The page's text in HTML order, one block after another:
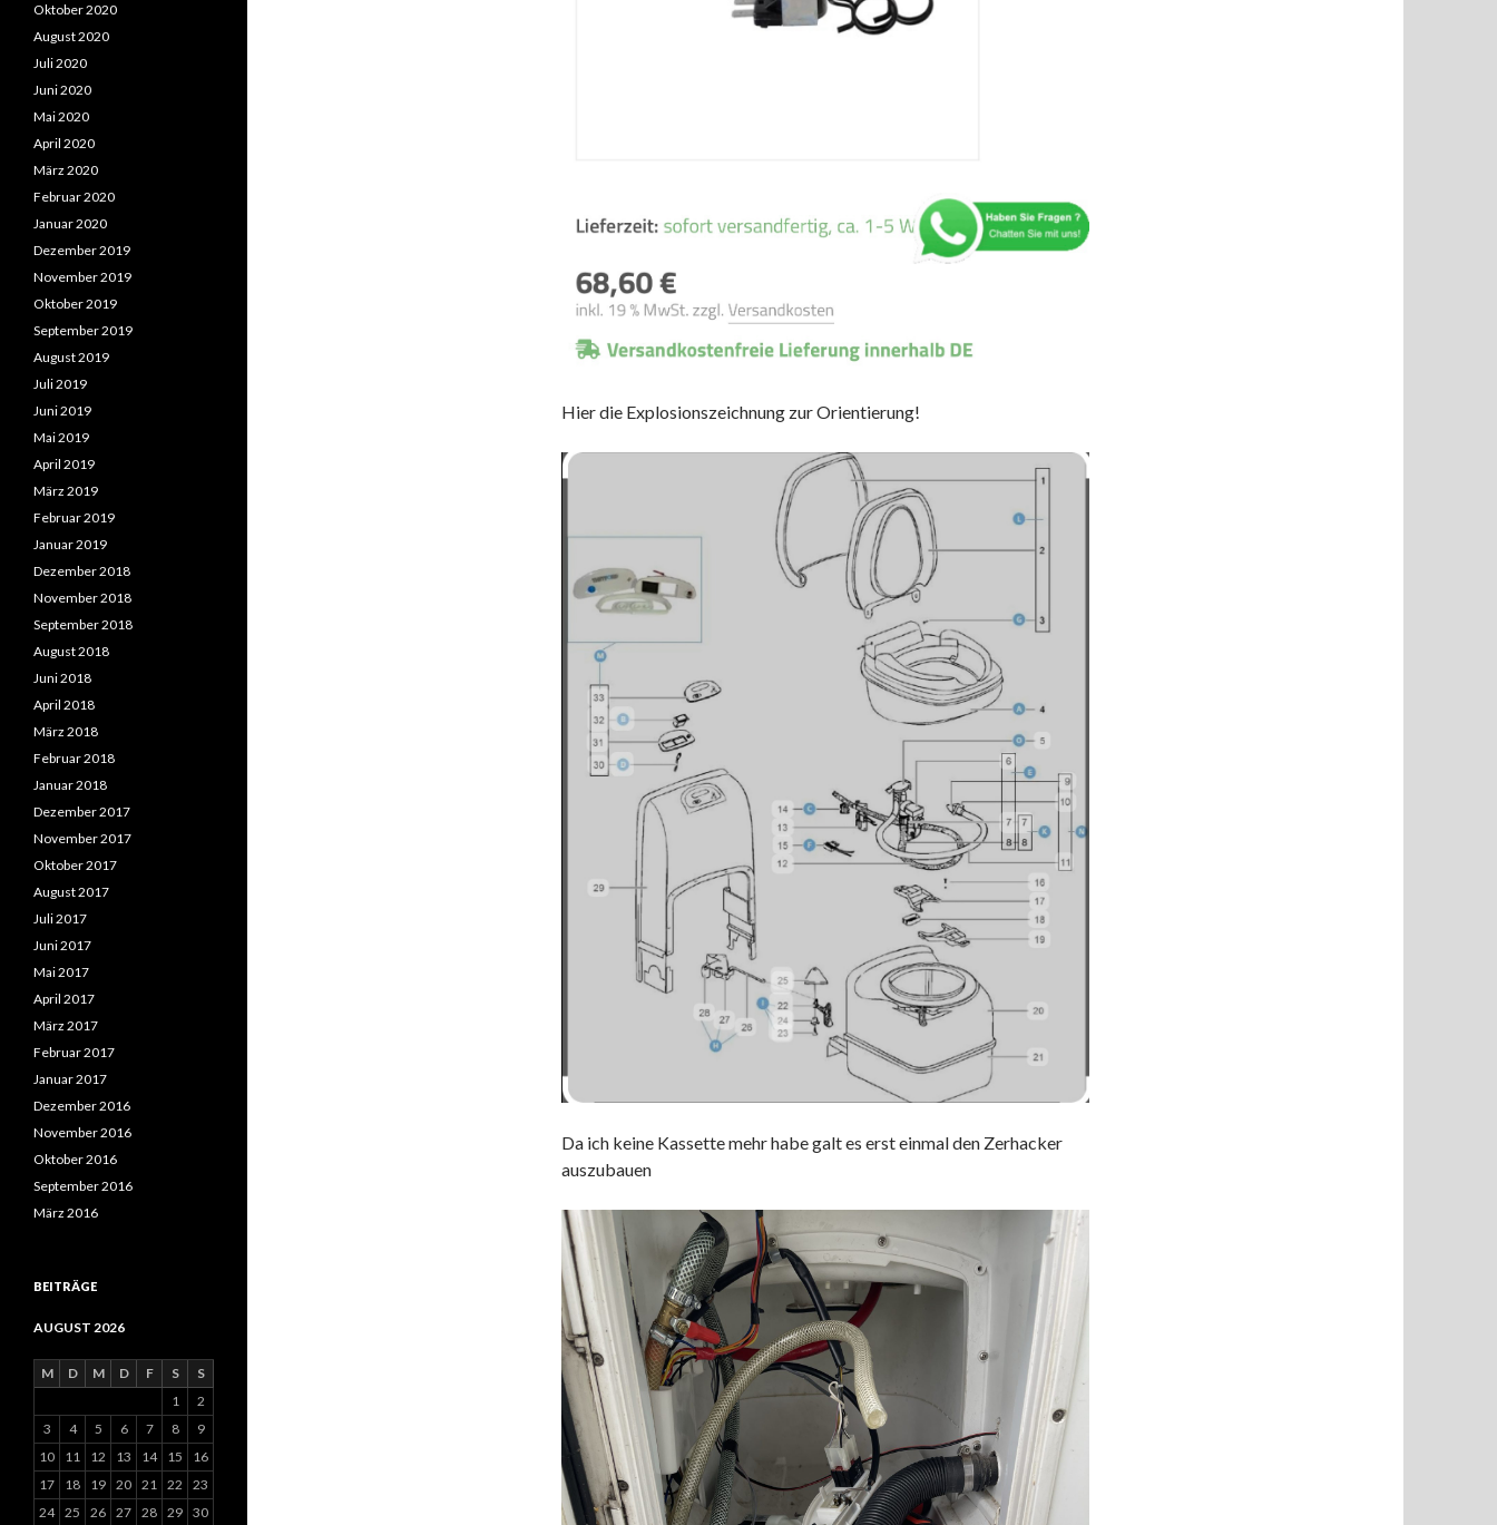
Hier die Explosionszeichnung zur Orientierung!
Da ich keine Kassette mehr habe galt es erst einmal den Zerhacker
auszubauen
Oktober 2020
August 2020
Juli 2020
Juni 2020
Mai 2020
April 2020
März 2020
Februar 2020
Januar 2020
Dezember 2019
November 2019
Oktober 2019
September 2019
August 2019
Juli 2019
Juni 2019
Mai 2019
April 2019
März 2019
Februar 2019
Januar 2019
Dezember 2018
November 2018
September 2018
August 2018
Juni 2018
April 2018
März 2018
Februar 2018
Januar 2018
Dezember 2017
November 2017
Oktober 2017
August 2017
Juli 2017
Juni 2017
Mai 2017
April 2017
März 2017
Februar 2017
Januar 2017
Dezember 2016
November 2016
Oktober 2016
September 2016
März 2016
BEITRÄGE
AUGUST 2026
M D M D F S
S
1
2
3
4 5 6 7 8
9
10
11 12 13 14 15
16
17
18 19 20 21 22
23
24 25 26 27 28 29 30